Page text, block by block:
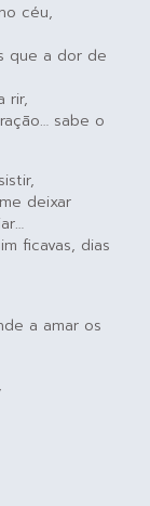
céu,
que a dor de
rir,
sabe o
deixar
ficavas, dias
a amar os